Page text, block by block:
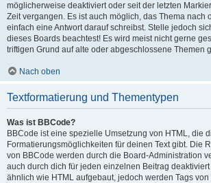
möglicherweise deaktiviert oder seit der letzten
Zeit vergangen. Es ist auch möglich, das Thema nach
einfach eine Antwort darauf schreibst. Stelle jedoch
dieses Boards beachtest! Es wird meist nicht gerne
triftigen Grund auf alte oder abgeschlossene Themen
Nach oben
Textformatierung und Thementypen
Was ist BBCode?
BBCode ist eine spezielle Umsetzung von HTML, die
Formatierungsmöglichkeiten für deinen Text gibt. Die
von BBCode werden durch die Board-Administration
auch durch dich für jeden einzelnen Beitrag
ähnlich wie HTML aufgebaut, jedoch werden Tags von